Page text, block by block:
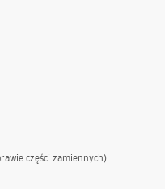
części zamiennych)